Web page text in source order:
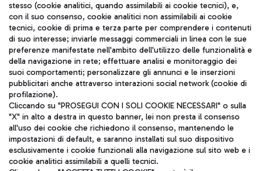
TRAVEL JOURNAL
ITA
Aeroporti di Roma S.p.A. - Società soggetta a direzione e
stesso (cookie analitici, quando assimilabili ai cookie tecnici), e,
con il suo consenso, cookie analitici non assimilabili ai cookie
tecnici, cookie di prima e terza parte per comprendere i contenuti
di suo interesse; inviarle messaggi commerciali in linea con le sue
preferenze manifestate nell'ambito dell'utilizzo delle funzionalità e
della navigazione in rete; effettuare analisi e monitoraggio dei
suoi comportamenti; personalizzare gli annunci e le inserzioni
pubblicitari anche attraverso interazioni social network (cookie di
profilazione).
Cliccando su "PROSEGUI CON I SOLI COOKIE NECESSARI" o sulla
"X" in alto a destra in questo banner, lei non presta il consenso
all'uso dei cookie che richiedono il consenso, mantenendo le
impostazioni di default, e saranno installati sul suo dispositivo
esclusivamente i cookie funzionali alla navigazione sul sito web e i
cookie analitici assimilabili a quelli tecnici.